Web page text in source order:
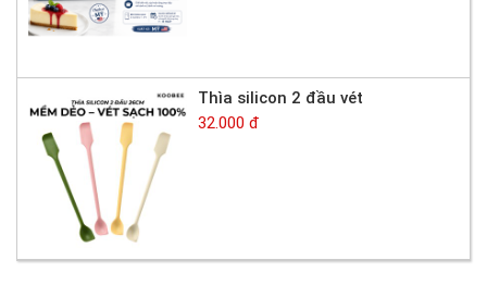
Thìa silicon 2 đầu vét
32.000 đ